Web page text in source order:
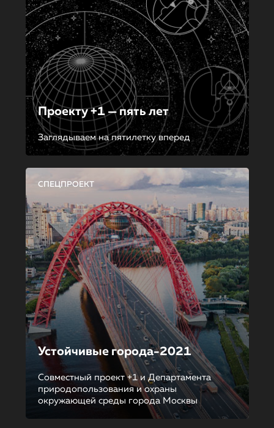
Проекту +1 — пять лет
Заглядываем на пятилетку вперед
СПЕЦПРОЕКТ
Устойчивые города-2021
Совместный проект +1 и Департамента
природопользования и охраны
окружающей среды города Москвы